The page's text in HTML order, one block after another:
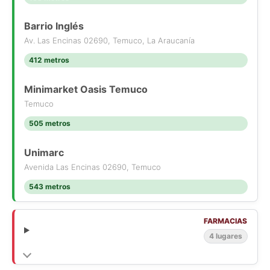
Valor venta: 4250 UF
Valor Contribuciones totales de $130.000 aprox.
Gastos comunes: $ 100.000 aprox.
Barrio Inglés
Av. Las Encinas 02690, Temuco, La Araucanía
412 metros
Minimarket Oasis Temuco
Temuco
505 metros
Unimarc
Avenida Las Encinas 02690, Temuco
543 metros
FARMACIAS
4 lugares